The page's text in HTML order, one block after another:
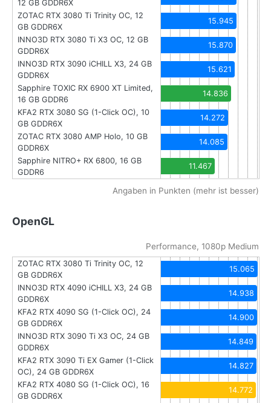
12 GB GDDR6X
ZOTAC RTX 3080 Ti Trinity OC, 12
GB GDDR6X
15.945
INNO3D RTX 3080 Ti X3 OC, 12 GB
GDDR6X
15.870
INNO3D RTX 3090 iCHILL X3, 24 GB
GDDR6X
15.621
Sapphire TOXIC RX 6900 XT Limited,
16 GB GDDR6
14.836
KFA2 RTX 3080 SG (1-Click OC), 10
GB GDDR6X
14.272
ZOTAC RTX 3080 AMP Holo, 10 GB
GDDR6X
14.085
Sapphire NITRO+ RX 6800, 16 GB
GDDR6
11.467
Angaben in Punkten (mehr ist besser)
OpenGL
Performance, 1080p Medium
ZOTAC RTX 3080 Ti Trinity OC, 12
GB GDDR6X
15.065
INNO3D RTX 4090 iCHILL X3, 24 GB
GDDR6X
14.938
KFA2 RTX 4090 SG (1-Click OC), 24
GB GDDR6X
14.900
INNO3D RTX 3090 Ti X3 OC, 24 GB
GDDR6X
14.849
KFA2 RTX 3090 Ti EX Gamer (1-Click
OC), 24 GB GDDR6X
14.827
KFA2 RTX 4080 SG (1-Click OC), 16
GB GDDR6X
14.772